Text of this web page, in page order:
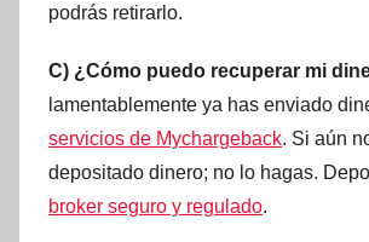
podrás retirarlo.
C) ¿Cómo puedo recuperar mi
lamentablemente ya has enviado
servicios de Mychargeback. Si aún
depositado dinero; no lo hagas.
broker seguro y regulado.